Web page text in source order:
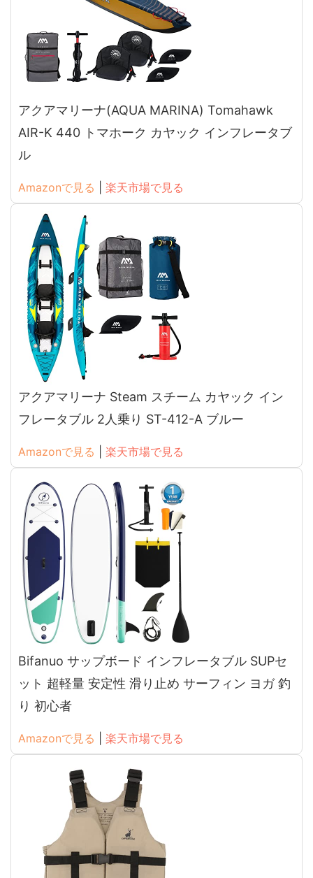
アクアマリーナ(AQUA MARINA) Tomahawk
AIR-K 440 トマホーク カヤック インフレータブ
ル
Amazonで見る 楽天市場で見る
アクアマリーナ Steam スチーム カヤック イン
フレータブル 2人乗り ST-412-A ブルー
Amazonで見る 楽天市場で見る
Bifanuo サップボード インフレータブル SUPセ
ット 超軽量 安定性 滑り止め サーフィン ヨガ 釣
り 初心者
Amazonで見る 楽天市場で見る